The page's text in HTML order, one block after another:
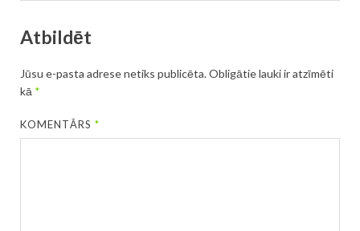
Atbildēt
Jūsu e-pasta adrese netiks publicēta.Obligātie lauki ir atzīmēti
kā *
KOMENTĀRS*